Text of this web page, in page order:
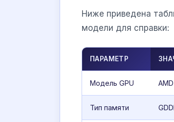
Ниже приведена
модели для справки:
ПАРАМЕТР
Модель GPU
Тип памяти